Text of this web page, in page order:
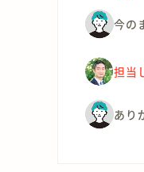
今の
担当
あり